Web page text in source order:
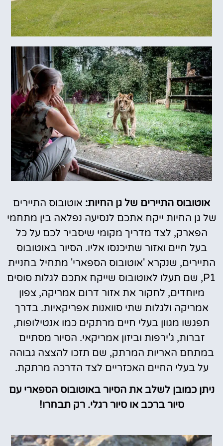
אוטובוס התיירים של גן החיות: אוטובוס התיירים
של גן החיות ייקח אתכם לנסיעה נפלאה בין מתחמי
הפארק, לצד מדריך מקומי שיסביר לכם על כל
בעל חיים ואזור שתיכנסו אליו. הסיור באוטובוס
התיירים, שנקרא 'אוטובוס הספארי' מתחיל בחניית
P1, שם תעלו לאוטובוס שייקח אתכם לגלות סוסים
מיוחדים, לחקור את אזור דרום אמריקה, צפון
אמריקה ולגלות שתי סוואנות אפריקאיות. בדרך
תפגשו מגוון בעלי חיים מרתקים כמו אנטילופות,
זברות, ג'ירפות וביזון אמריקאי. הסיור מסתיים
במתחם האריות המרתק, שם תזכו להצצה גבוהה
על בעלי החיים האכזריים לצד הדרכה מרתקת.
ניתן כמובן לשלב את הסיור באוטובוס הספארי עם
סיור ברכב או סיור רגלי. רק תבחרו!